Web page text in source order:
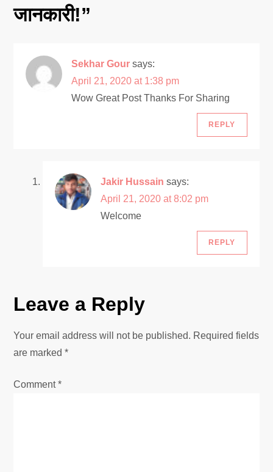
v
g
a
o
जानकारी!”
Sekhar Gour says:
April 21, 2020 at 1:38 pm
Wow Great Post Thanks For Sharing
REPLY
Jakir Hussain says:
April 21, 2020 at 8:02 pm
Welcome
REPLY
Leave a Reply
Your email address will not be published. Required fields
are marked*
Comment*